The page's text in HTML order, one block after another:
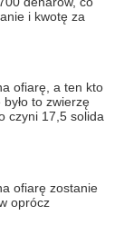
i kwotę za
ofiarę, a ten kto
to zwierzę
czyni 17,5 solida
ofiarę zostanie
oprócz